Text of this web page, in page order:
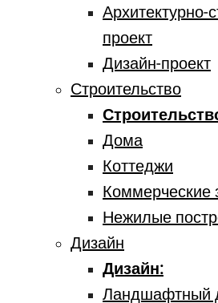
Архитектурно-
проект
Дизайн-проект
Строительство
Дома
Коттеджи
Коммерческие
Нежилые
Дизайн
Дизайн:
Ландшафтный